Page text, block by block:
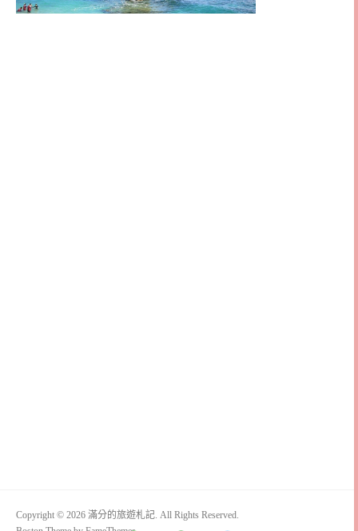
Copyright © 2026 滿分的旅遊札記. All Rights Reserved.